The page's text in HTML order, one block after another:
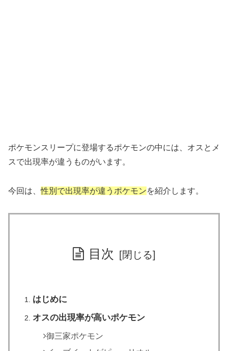
ポケモンスリープに登場するポケモンの中には、オスとメ
スで出現率が違うものがいます。
今回は、性別で出現率が違うポケモンを紹介します。
目次
はじめに
オスの出現率が高いポケモン
御三家ポケモン